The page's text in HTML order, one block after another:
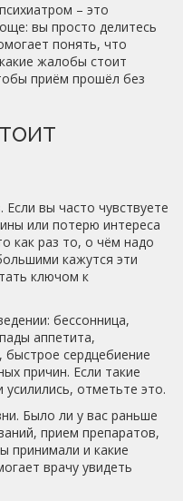
– это
вы просто делитесь
понять, что
жалобы стоит
приём прошёл без
вы часто чувствуете
или потерю интереса
как раз то, о чём надо
кажутся эти
ключом к
бессонница,
аппетита,
сердцебиение
причин. Если такие
отметьте это.
Было ли у вас раньше
прием препаратов,
принимали и какие
врачу увидеть